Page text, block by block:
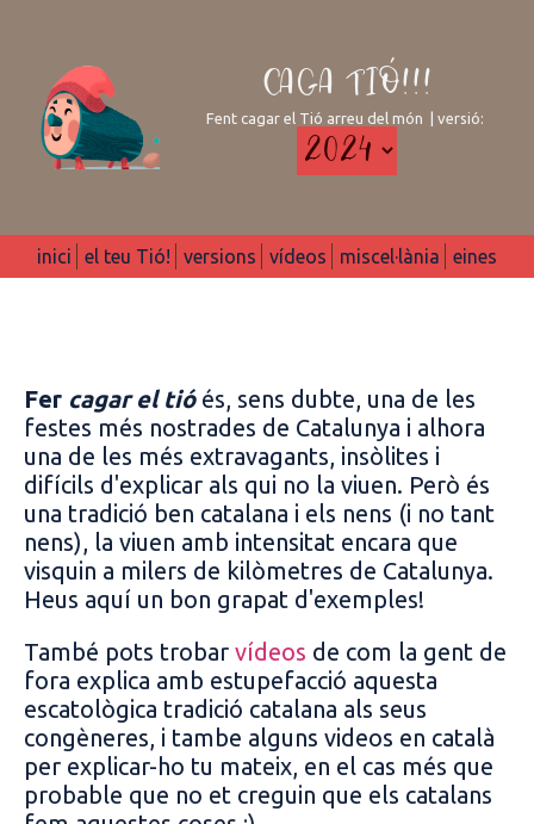
CAGA TIÓ!!!
Fent cagar el Tió arreu del món | versió:
inici el teu Tió! versions vídeos miscel·lània eines
Fer cagar el tióés, sens dubte, una de les
festes més nostrades de Catalunya i alhora
una de les més extravagants, insòlites i
difícils d'explicar als qui no la viuen. Però és
una tradició ben catalana i els nens (i no tant
nens), la viuen amb intensitat encara que
visquin a milers de kilòmetres de Catalunya.
Heus aquí un bon grapat d'exemples!
També pots trobar vídeos de com la gent de
fora explica amb estupefacció aquesta
escatològica tradició catalana als seus
congèneres, i tambe alguns videos en català
per explicar-ho tu mateix, en el cas més que
probable que no et creguin que els catalans